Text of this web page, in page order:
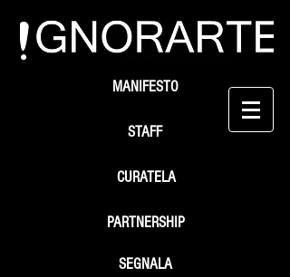
STAFF
SEGNALA
MANIFESTO
PARTNERSHIP
CURATELA